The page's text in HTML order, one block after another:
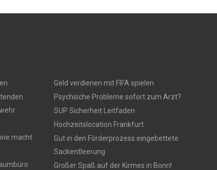
macht
Geld verdienen mit FIFA spielen
Psychische Probleme sofort zum Arzt?
SUP Sicherheit Leitfaden
Hochzeitslocation Frankfurt
Gut in den Förderprozess eingebettete
Sackentleerung
Großer Spaß auf der Kirmes in Bonn!